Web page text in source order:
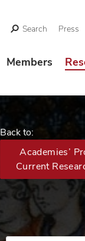
Search Press
Members
Back to:
Academies’
Current